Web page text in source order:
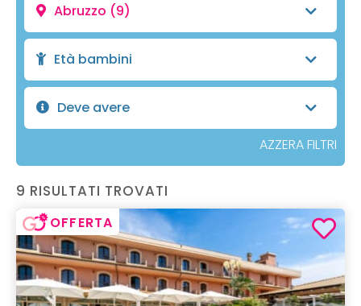
Abruzzo (9)
Età bambini
Deve avere
AZZERA FILTRI
9 RISULTATI TROVATI
OFFERTA